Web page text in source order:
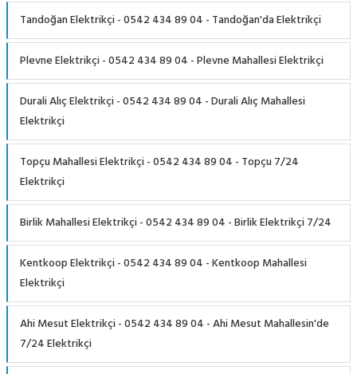
Tandoğan Elektrikçi - 0542 434 89 04 - Tandoğan'da Elektrikçi
Plevne Elektrikçi - 0542 434 89 04 - Plevne Mahallesi Elektrikçi
Durali Alıç Elektrikçi - 0542 434 89 04 - Durali Alıç Mahallesi
Elektrikçi
Topçu Mahallesi Elektrikçi - 0542 434 89 04 - Topçu 7/24
Elektrikçi
Birlik Mahallesi Elektrikçi - 0542 434 89 04 - Birlik Elektrikçi 7/24
Kentkoop Elektrikçi - 0542 434 89 04 - Kentkoop Mahallesi
Elektrikçi
Ahi Mesut Elektrikçi - 0542 434 89 04 - Ahi Mesut Mahallesin'de
7/24 Elektrikçi